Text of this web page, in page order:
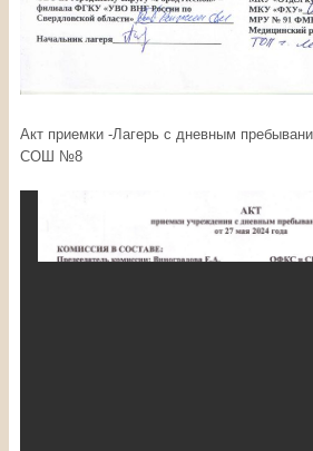
Акт приемки -Лагерь с дневным
СОШ №8